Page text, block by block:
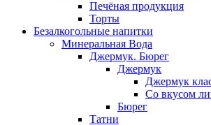
Печёная продукция
Торты
Безалкогольные напитки
Минеральная Вода
Джермук. Бюрег
Джермук
Джермук
Со вкусом
Бюрег
Татни